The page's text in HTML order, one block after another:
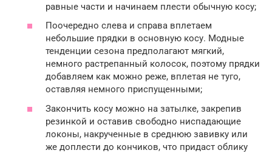
равные части и начинаем плести обычную косу;
Поочередно слева и справа вплетаем
небольшие прядки в основную косу. Модные
тенденции сезона предполагают мягкий,
немного растрепанный колосок, поэтому прядки
добавляем как можно реже, вплетая не туго,
оставляя немного приспущенными;
Закончить косу можно на затылке, закрепив
резинкой и оставив свободно ниспадающие
локоны, накрученные в среднюю завивку или
же доплести до кончиков, что придаст облику